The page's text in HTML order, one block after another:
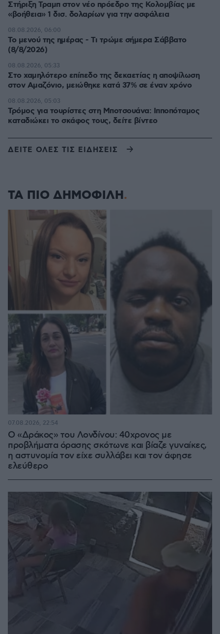
Στήριξη Τραμπ στον νέο πρόεδρο της Κολομβίας με
«βοήθεια» 1 δισ. δολαρίων για την ασφάλεια
Το μενού της ημέρας - Τι τρώμε σήμερα Σάββατο
(8/8/2026)
08.08.2026, 06:00
Στο χαμηλότερο επίπεδο της δεκαετίας η αποψίλωση
στον Αμαζόνιο, μειώθηκε κατά 37% σε έναν χρόνο
08.08.2026, 05:33
Τρόμος για τουρίστες στη Μποτσουάνα: Ιπποπόταμος
καταδιώκει το σκάφος τους, δείτε βίντεο
08.08.2026, 05:03
ΔΕΙΤΕ ΟΛΕΣ ΤΙΣ ΕΙΔΗΣΕΙΣ
ΤΑ ΠΙΟ ΔΗΜΟΦΙΛΗ
Ο «Δράκος» του Λονδίνου: 40χρονος με
προβλήματα όρασης σκότωνε και βίαζε γυναίκες,
η αστυνομία τον είχε συλλάβει και τον άφησε
ελεύθερο
07.08.2026, 22:54